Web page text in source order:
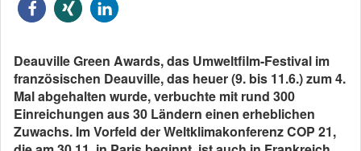
Deauville Green Awards, das Umweltfilm-Festival im
französischen Deauville, das heuer (9. bis 11.6.) zum 4.
Mal abgehalten wurde, verbuchte mit rund 300
Einreichungen aus 30 Ländern einen erheblichen
Zuwachs. Im Vorfeld der Weltklimakonferenz COP 21,